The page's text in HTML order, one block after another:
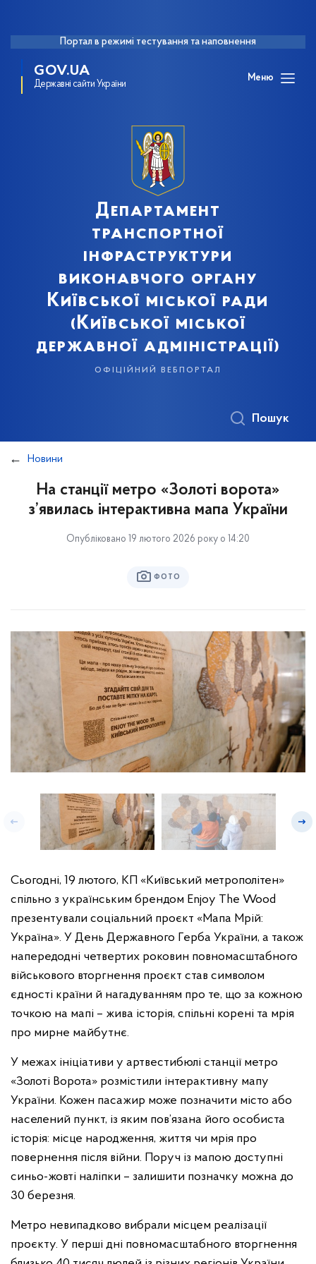
Портал в режимі тестування та наповнення
GOV.UA
Державні сайти України
Меню
Департамент
транспортної
інфраструктури
виконавчого органу
Київської міської ради
(Київської міської
державної адміністрації)
офіційний вебпортал
Пошук
Новини
На станції метро «Золоті ворота»
з’явилась інтерактивна мапа України
Опубліковано 19 лютого 2026 року о 14:20
ФОТО
Сьогодні, 19 лютого, КП «Київський метрополітен»
спільно з українським брендом Enjoy The Wood
презентували соціальний проєкт «Мапа Мрій:
Україна». У День Державного Герба України, а також
напередодні четвертих роковин повномасштабного
військового вторгнення проєкт став символом
єдності країни й нагадуванням про те, що за кожною
точкою на мапі – жива історія, спільні корені та мрія
про мирне майбутнє.
У межах ініціативи у артвестибюлі станції метро
«Золоті Ворота» розмістили інтерактивну мапу
України. Кожен пасажир може позначити місто або
населений пункт, із яким пов’язана його особиста
історія: місце народження, життя чи мрія про
повернення після війни. Поруч із мапою доступні
синьо-жовті наліпки – залишити позначку можна до
30 березня.
Метро невипадково вибрали місцем реалізації
проєкту. У перші дні повномасштабного вторгнення